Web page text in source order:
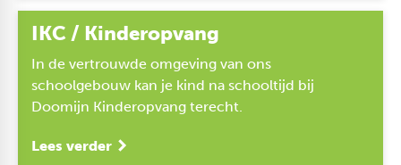
IKC / Kinderopvang
In de vertrouwde omgeving van ons
schoolgebouw kan je kind na schooltijd bij
Doomijn Kinderopvang terecht.
Lees verder